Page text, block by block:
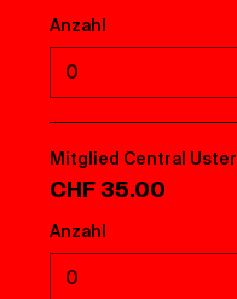
Anzahl
Mitglied Central Uster
CHF 35.00
Anzahl